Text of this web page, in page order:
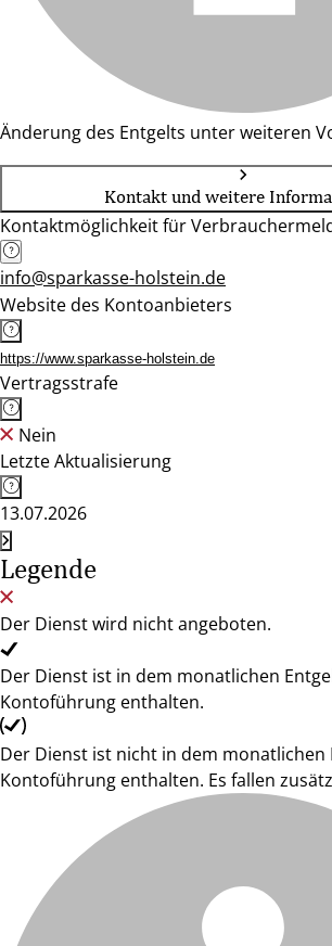
Änderung des Entgelts unter weiteren
Kontakt und weitere
Kontaktmöglichkeit für
info@sparkasse-holstein.de
Website des Kontoanbieters
https://www.sparkasse-holstein.de
Vertragsstrafe
Nein
Letzte Aktualisierung
13.07.2026
Legende
Der Dienst wird nicht angeboten.
Der Dienst ist in dem monatlichen
Kontoführung enthalten.
Der Dienst ist nicht in dem monatlichen
Kontoführung enthalten. Es fallen